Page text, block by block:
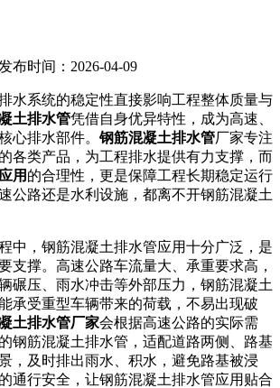
布时间：2026-04-09
水系统的稳定性直接影响工程整体质量与
土排水管凭借自身优异特性，成为高速、
心排水部件。钢筋混凝土排水管厂家专注
各类产品，为工程排水提供有力支撑，而
用 的合理性，更是保障工程长期稳定运行
公路还是水利设施，都离不开钢筋混凝土
中，钢筋混凝土排水管应用十分广泛，是
支撑。高速公路车流量大、承重要求高，
碾压、雨水冲击等外部压力，钢筋混凝土
承受重型车辆带来的荷载，不易出现破
土排水管厂家会根据高速公路的实际需
钢筋混凝土排水管，适配道路两侧、路基
，及时排出雨水、积水，避免路基被浸
通行安全，让钢筋混凝土排水管应用贴合